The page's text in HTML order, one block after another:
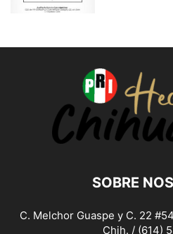
SOBRE
C. Melchor Guaspe y C. 22
Chih. / (614)